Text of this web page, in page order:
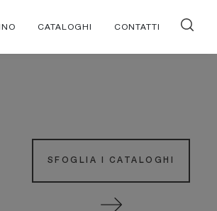
CATALOGHI CONTATTI
SFOGLIA I CATALOGHI